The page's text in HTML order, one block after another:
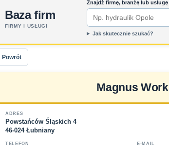
Baza firm
FIRMY I USŁUGI
Znajdź firmę, branżę lub usługę
Jak skutecznie szukać?
Powrót
Magnus Work
ADRES
Powstańców Śląskich 4
46-024 Łubniany
TELEFON E-MAIL